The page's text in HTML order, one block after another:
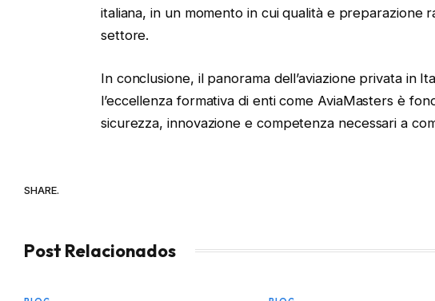
italiana, in un momento in cui qualità e preparazione
settore.
In conclusione, il panorama dell’aviazione privata in
l’eccellenza formativa di enti come AviaMasters è
sicurezza, innovazione e competenza necessari a
SHARE.
Post Relacionados